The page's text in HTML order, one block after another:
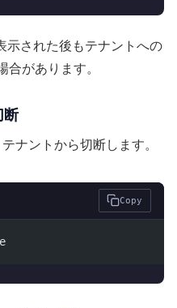
された後もテナントへの
があります。
断
ナントから切断します。
Copy